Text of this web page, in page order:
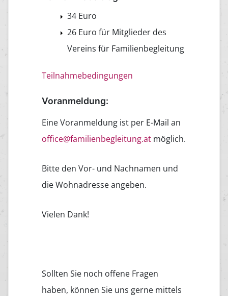
34 Euro
26 Euro für Mitglieder des
Vereins für Familienbegleitung
Teilnahmebedingungen
Voranmeldung:
Eine Voranmeldung ist per E-Mail an
office@familienbegleitung.at möglich.
Bitte den Vor- und Nachnamen und
die Wohnadresse angeben.
Vielen Dank!
Sollten Sie noch offene Fragen
haben, können Sie uns gerne mittels